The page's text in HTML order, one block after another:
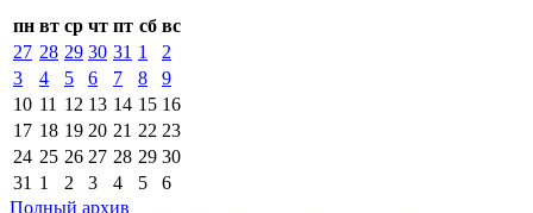
пн вт ср чт пт сб вс
27 28 29 30 31 1
2
3
4 5 6 7 8
9
10 11 12 13 14 15 16
17 18 19 20 21 22 23
24 25 26 27 28 29 30
31 1 2 3 4 5
6
Полный архив